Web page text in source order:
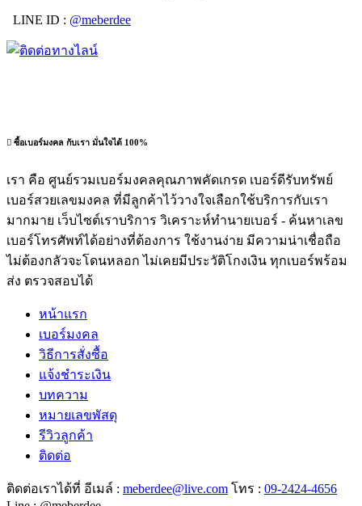
LINE ID : @meberdee
ซื้อเบอร์มงคล กับเรา มั่นใจได้ 100%
เรา คือ ศูนย์รวมเบอร์มงคลคุณภาพคัดเกรด เบอร์ดีรับทรัพย์
เบอร์สวยเลขมงคล ที่มีลูกค้าไว้วางใจเลือกใช้บริการกับเรา
มากมาย เว็บไซต์เราบริการ วิเคราะห์ทำนายเบอร์ - ค้นหาเลข
เบอร์โทรศัพท์ได้อย่างที่ต้องการ ใช้งานง่าย มีความน่าเชื่อถือ
ไม่ต้องกลัวจะโดนหลอก ไม่เคยมีประวัติโกงเงิน ทุกเบอร์พร้อม
ส่ง ตรวจสอบได้
หน้าแรก
เบอร์มงคล
วิธีการสั่งซื้อ
แจ้งชำระเงิน
บทความ
หมายเลขพัสดุ
รีวิวลูกค้า
ติดต่อ
ติดต่อเราได้ที่ อีเมล์ : meberdee@live.com โทร : 09-2424-4656